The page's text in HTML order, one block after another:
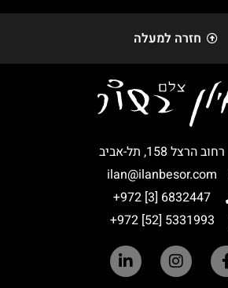
חזרה למעלה
רחוב הרצל 158, תל-אביב
ilan@ilanbesor.com
6832447 [3] 972+
5331993 [52] 972+